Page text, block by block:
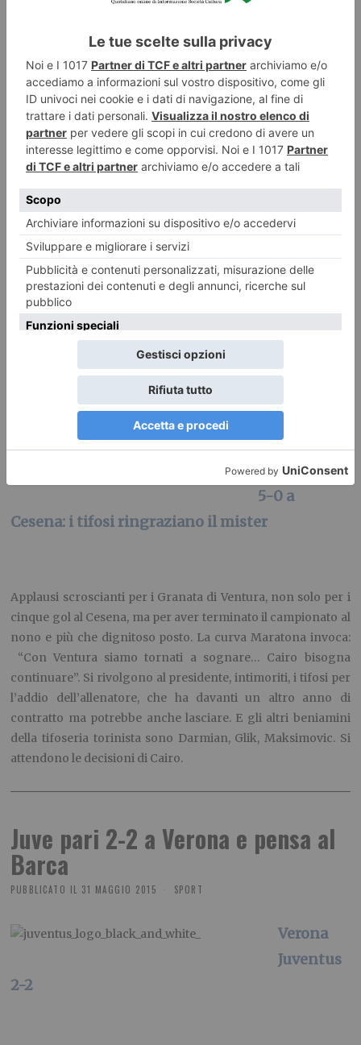
dalla mattina davanti al palco allestito per i concerti estivi e
nel salotto di Torino, sotto al Cavallo di bronzo. Si apprende,
intanto, che sono nove, sei della Juventus e tre del Torino, i
calciatori torinesi convocati da Antonio Conte per il match
del 12 giugno contro la Croazia, per la qualificazione a Euro
2016. Tra gli juventini Alessandro Matri, capitan Buffon,
Barzagli e Bonucci, Marchisio e Pirlo. I granata sono Padelli,
Darmian e Moretti.
(Foto: il Torinese)
"Con Ventura siamo tornati a
sognare… Cairo bisogna
continuare"
1 GIUGNO 2015 SPORT
Vittoria per
5-0 a
Cesena: i tifosi ringraziano il mister
Applausi scroscianti per i Granata di Ventura, non solo per i
cinque gol al Cesena, ma per aver terminato il campionato al
nono e più che dignitoso posto. La curva Maratona invoca:
“Con Ventura siamo tornati a sognare… Cairo bisogna
continuare”. Si rivolgono al presidente, intimoriti, i tifosi per
l’addio dell’allenatore, che ha davanti un altro anno di
contratto ma potrebbe anche lasciare. E gli altri beniamini
della tifoseria torinista sono Darmian, Glik, Maksimovic. Si
attendono le decisioni di Cairo.
Juve pari 2-2 a Verona e pensa al
Barca
PUBBLICATO IL 31 MAGGIO 2015 SPORT
Verona
Juventus
2-2